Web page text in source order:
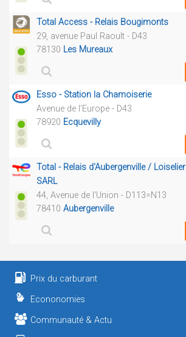
Total Access - Relais Bougimonts
29, avenue Paul Raoult - D43
78130 Les Mureaux
Esso - Station la Chamoiserie
Avenue de l'Europe - D43
78920 Ecquevilly
Total - Relais d'Aubergenville / Loiselier
SARL
44, Avenue de l'Union - D113=N13
78410 Aubergenville
Prix du carburant
Econonomies
Communauté & Actu